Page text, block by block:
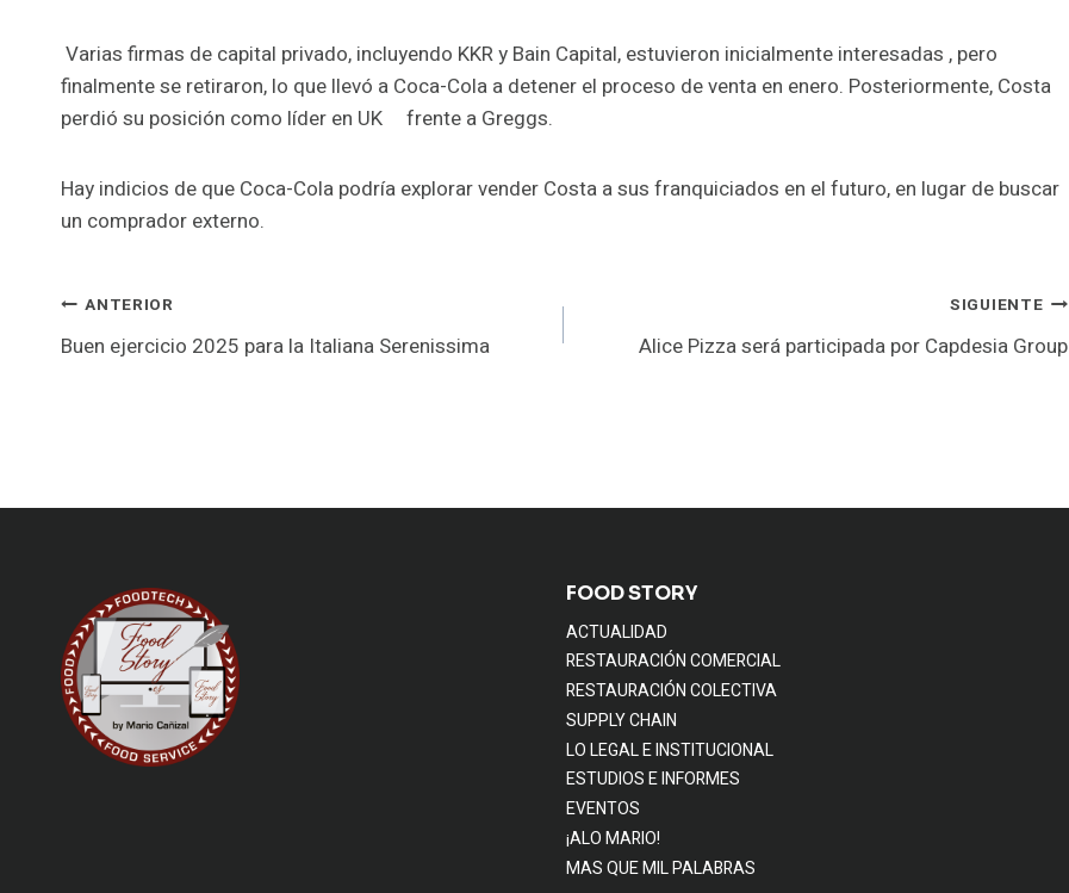
Varias firmas de capital privado, incluyendo KKR y Bain Capital, estuvieron inicialmente interesadas , pero
finalmente se retiraron, lo que llevó a Coca-Cola a detener el proceso de venta en enero. Posteriormente, Costa
perdió su posición como líder en UK frente a Greggs.
Hay indicios de que Coca-Cola podría explorar vender Costa a sus franquiciados en el futuro, en lugar de buscar
un comprador externo.
Navegación
ANTERIOR
Buen ejercicio 2025 para la Italiana Serenissima
SIGUIENTE
Alice Pizza será participada por Capdesia Group
FOOD STORY
ACTUALIDAD
RESTAURACIÓN COMERCIAL
RESTAURACIÓN COLECTIVA
SUPPLY CHAIN
LO LEGAL E INSTITUCIONAL
ESTUDIOS E INFORMES
EVENTOS
¡ALO MARIO!
MAS QUE MIL PALABRAS